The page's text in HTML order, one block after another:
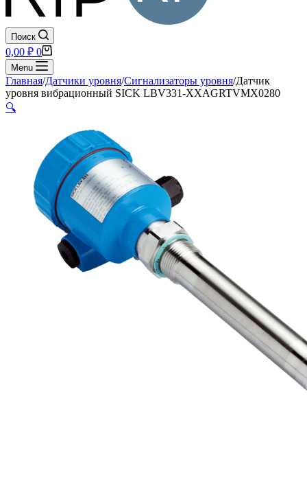
Поиск
Корзина
0,00 ₽ 0
Menu
Главная/Датчики уровня/Сигнализаторы уровня/Датчик
уровня вибрационный SICK LBV331-XXAGRTVMX0280
🔍